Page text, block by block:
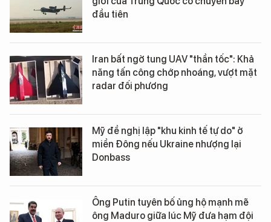
đầu tiên
Iran bất ngờ tung UAV "thần tốc": Khả
năng tấn công chớp nhoáng, vượt mặt
radar đối phương
Mỹ đề nghị lập "khu kinh tế tự do" ở
miền Đông nếu Ukraine nhượng lại
Donbass
Ông Putin tuyên bố ủng hộ mạnh mẽ
ông Maduro giữa lúc Mỹ đưa hạm đội